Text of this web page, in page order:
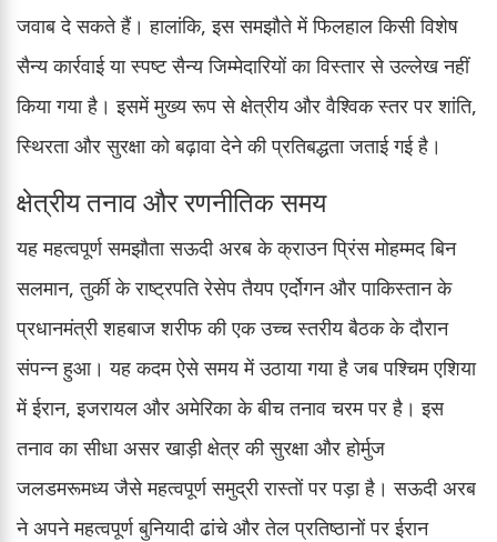
जवाब दे सकते हैं। हालांकि, इस समझौते में फिलहाल किसी विशेष
सैन्य कार्रवाई या स्पष्ट सैन्य जिम्मेदारियों का विस्तार से उल्लेख नहीं
किया गया है। इसमें मुख्य रूप से क्षेत्रीय और वैश्विक स्तर पर शांति,
स्थिरता और सुरक्षा को बढ़ावा देने की प्रतिबद्धता जताई गई है।
क्षेत्रीय तनाव और रणनीतिक समय
यह महत्वपूर्ण समझौता सऊदी अरब के क्राउन प्रिंस मोहम्मद बिन
सलमान, तुर्की के राष्ट्रपति रेसेप तैयप एर्दोगन और पाकिस्तान के
प्रधानमंत्री शहबाज शरीफ की एक उच्च स्तरीय बैठक के दौरान
संपन्न हुआ। यह कदम ऐसे समय में उठाया गया है जब पश्चिम एशिया
में ईरान, इजरायल और अमेरिका के बीच तनाव चरम पर है। इस
तनाव का सीधा असर खाड़ी क्षेत्र की सुरक्षा और होर्मुज
जलडमरूमध्य जैसे महत्वपूर्ण समुद्री रास्तों पर पड़ा है। सऊदी अरब
ने अपने महत्वपूर्ण बुनियादी ढांचे और तेल प्रतिष्ठानों पर ईरान